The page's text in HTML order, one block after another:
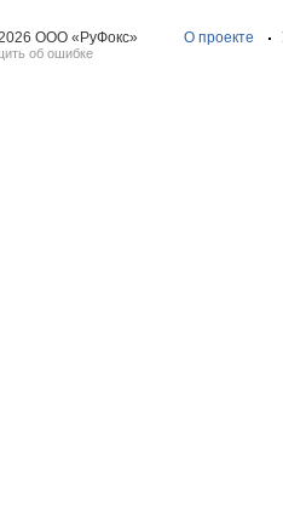
ООО «РуФокс» О проекте
об ошибке